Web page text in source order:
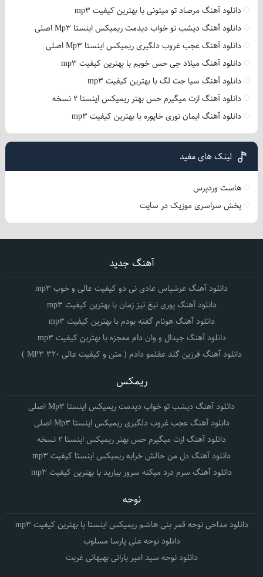
دانلود آهنگ مرصاد تو میتونی با بهترین کیفیت mp3
دانلود آهنگ دیشب تو خواب دیدمت ریمیکس اینستا Mp3 اصلی
دانلود آهنگ عجب غروب دلگیری ریمیکس اینستا Mp3 اصلی
دانلود آهنگ میلاد جی حس خوبم با بهترین کیفیت mp3
دانلود آهنگ سیا جت لگ با بهترین کیفیت mp3
دانلود آهنگ ازت میگیرم حس بهتر ریمیکس اینستا 2 نسخه
دانلود آهنگ ایمان نوری خاپوره با بهترین کیفیت mp3
لینک های مفید
هاست وردپرس
پخش سراسری موزیک در سایت
آهنگ جدید
دانلود آهنگ عرشیاس عادی نی دو کیفیت عالی و خوب mp3
دانلود آهنگ پوری تیغ تیز زمان با بهترین کیفیت mp3
دانلود آهنگ هونام گفته بودم با بهترین کیفیت mp3
دانلود آهنگ جیدال و وان دام معجزه با بهترین کیفیت mp3
دانلود آهنگ فرزین گلد عقلمو دادم ( متن و کیفیت عالی 320 MP3 )
ریمکس
دانلود آهنگ دیشب تو خواب دیدمت ریمیکس اینستا Mp3 اصلی
دانلود آهنگ عجب غروب دلگیری ریمیکس اینستا Mp3 اصلی
دانلود آهنگ ازت میگیرم حس بهتر ریمیکس اینستا 2 نسخه
دانلود آهنگ دل من حالش خرابه ریمیکس اینستا کیفیت mp3
دانلود آهنگ سرم درد میکنه سرور بیارید با بهترین کیفیت mp3
نوحه
دانلود مداحی نوحه قمر بنی هاشم ریمیکس اینستا با بهترین کیفیت mp3
دانلود نوحه علی پارسا مسلوب
دانلود نوحه سید امیر بارانی بهبهانی غربت